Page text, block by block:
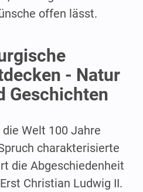
offen lässt.
- Natur
Geschichten
Welt 100 Jahre
charakterisierte
die Abgeschiedenheit
Christian Ludwig II.